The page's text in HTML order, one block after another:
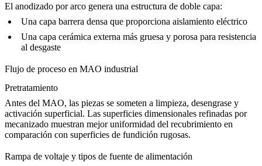
El anodizado por arco genera una estructura de doble capa:
Una capa barrera densa que proporciona aislamiento eléctrico
Una capa cerámica externa más gruesa y porosa para resistencia
al desgaste
Flujo de proceso en MAO industrial
Pretratamiento
Antes del MAO, las piezas se someten a limpieza, desengrase y
activación superficial. Las superficies dimensionales refinadas por
mecanizado muestran mejor uniformidad del recubrimiento en
comparación con superficies de fundición rugosas.
Rampa de voltaje y tipos de fuente de alimentación